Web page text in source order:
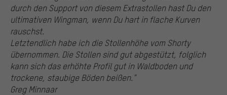
durch den Support von diesem Extrastollen hast Du den
ultimativen Wingman, wenn Du hart in flache Kurven
rauschst.
Letztendlich habe ich die Stollenhöhe vom Shorty
übernommen. Die Stollen sind gut abgestützt, folglich
kann sich das erhöhte Profil gut in Waldboden und
trockene, staubige Böden beißen."
Greg Minnaar